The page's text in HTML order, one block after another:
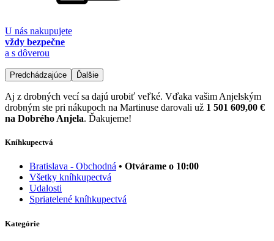
U nás nakupujete
vždy bezpečne
a s dôverou
Predchádzajúce Ďalšie
Aj z drobných vecí sa dajú urobiť veľké. Vďaka vašim Anjelským
drobným ste pri nákupoch na Martinuse darovali už 1 501 609,00 €
na Dobrého Anjela. Ďakujeme!
Kníhkupectvá
Bratislava - Obchodná • Otvárame o 10:00
Všetky kníhkupectvá
Udalosti
Spriatelené kníhkupectvá
Kategórie